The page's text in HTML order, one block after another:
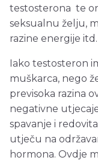
testosterona te
seksualnu želju,
razine energije itd.
Iako testosteron
muškarca, nego
previsoka razina
negativne
spavanje i
utječu na
hormona. Ovdje